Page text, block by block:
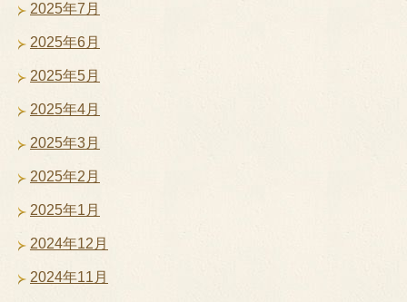
2025年7月
2025年6月
2025年5月
2025年4月
2025年3月
2025年2月
2025年1月
2024年12月
2024年11月